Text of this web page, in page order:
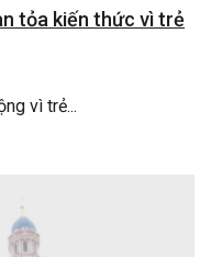
tỏa kiến thức vì trẻ
vì trẻ...